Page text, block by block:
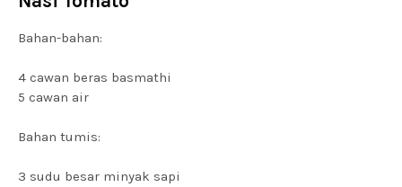
Bahan-bahan:
4 cawan beras basmathi
5 cawan air
Bahan tumis:
3 sudu besar minyak sapi